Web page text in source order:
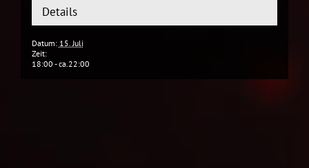
Details
Datum: 15. Juli
Zeit:
18:00 - ca.22:00